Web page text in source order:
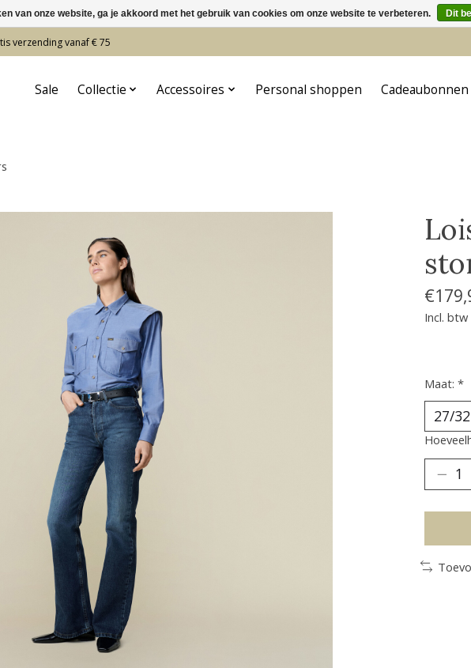
verzending vanaf € 75
Sale Collectie Accessoires Personal shoppen Cadeaubonnen
Incl. btw
Maat: *
van onze website, ga je akkoord met het gebruik van cookies om onze website te verbeteren. Dit